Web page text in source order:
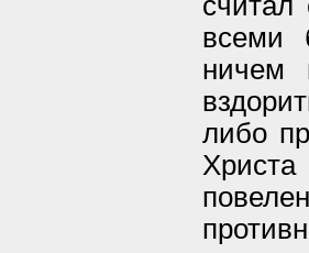
всеми
ничем
либо